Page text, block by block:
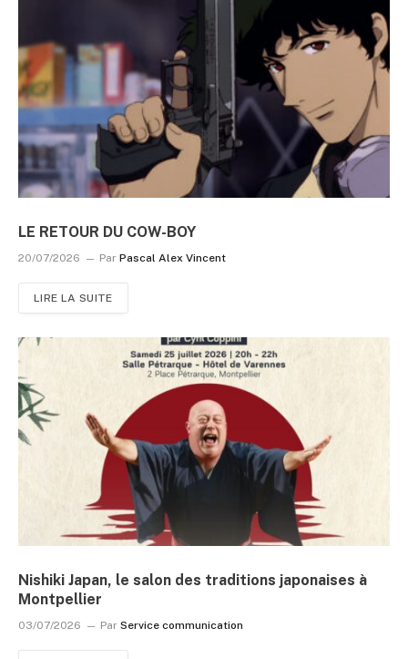
LE RETOUR DU COW-BOY
20/07/2026 Par Pascal Alex Vincent
LIRE LA SUITE
Nishiki Japan, le salon des traditions japonaises à
Montpellier
03/07/2026 Par Service communication